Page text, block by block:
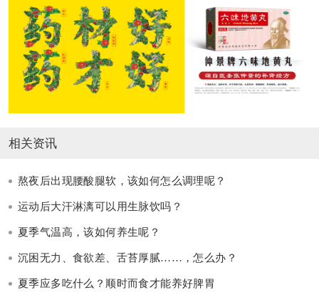
相关资讯
熬夜后出现腰酸腿软，该如何怎么调理呢？
运动后大汗淋漓可以用生脉饮吗？
夏季气温高，该如何养生呢？
沉困无力、食欲差、舌苔厚腻……，怎么办？
夏季应多吃什么？顺时而食才能养好脾胃